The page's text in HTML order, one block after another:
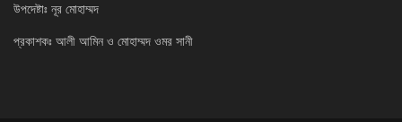
উপদেষ্টাঃ নূর মোহাম্মদ
প্রকাশকঃ আলী আমিন ও মোহাম্মদ ওমর সানী